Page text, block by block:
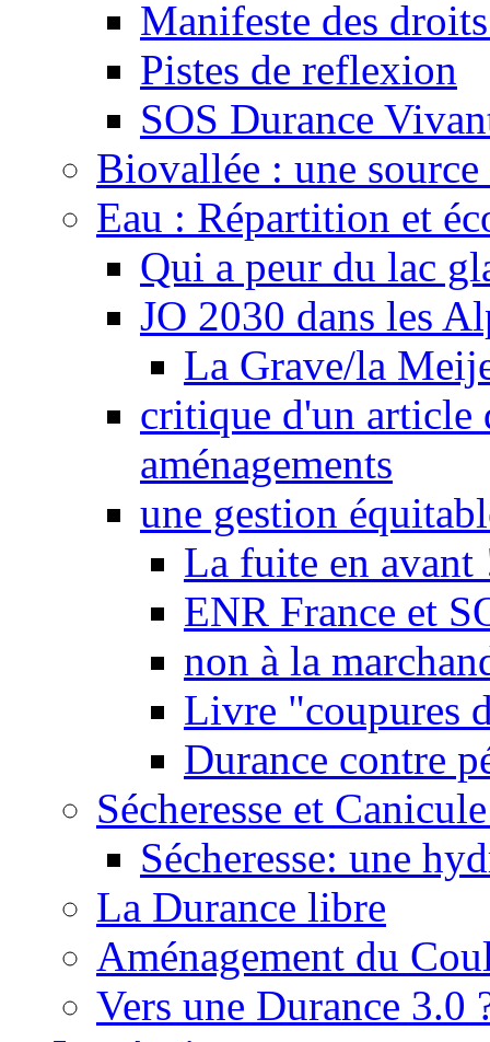
Manifeste des
Pistes de reflexion
SOS Durance
Biovallée : une
Eau : Répartition et
Qui a peur du lac
JO 2030 dans les
La Grave/la
critique d'un article
aménagements
une gestion
La fuite en avant
ENR France et
non à la
Livre "coupures
Durance contre
Sécheresse et
Sécheresse: une
La Durance libre
Aménagement du
Vers une Durance 3.0